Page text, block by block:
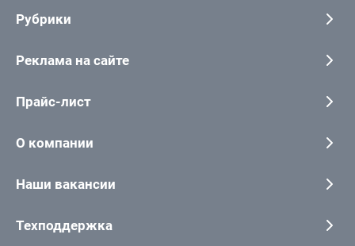
Рубрики
Реклама на сайте
Прайс-лист
О компании
Наши вакансии
Техподдержка